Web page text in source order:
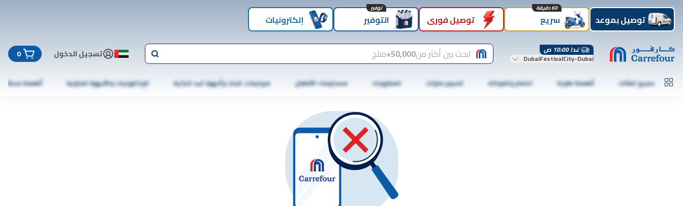
توصيل بموعد سريع
60 دقيقة
توصيل فوري التوفير
توفير
إلكترونيات
غدا 10:00 ص
DubaiFestivalCity-Dubai ابحث بين أكثر من50,000+ منتج تسجيل الدخول 0
جميع الفئات أطعمة طازجة الخضار والفواكه السوبر ماركت المشروبات مستلزمات الأطفال موبايلات، تابلت وأجهزة اليد الذكية الإلكترونيات والأجهزة المنزلية أطعمة مجمّدة